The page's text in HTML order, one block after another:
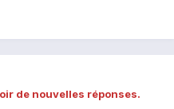
de nouvelles réponses.